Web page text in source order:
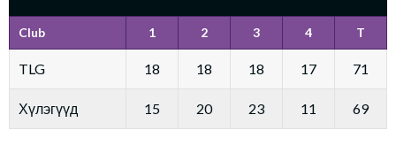
Club 1 2 3 4 T
TLG 18 18 18 17 71
Хүлэгүүд 15 20 23 11 69